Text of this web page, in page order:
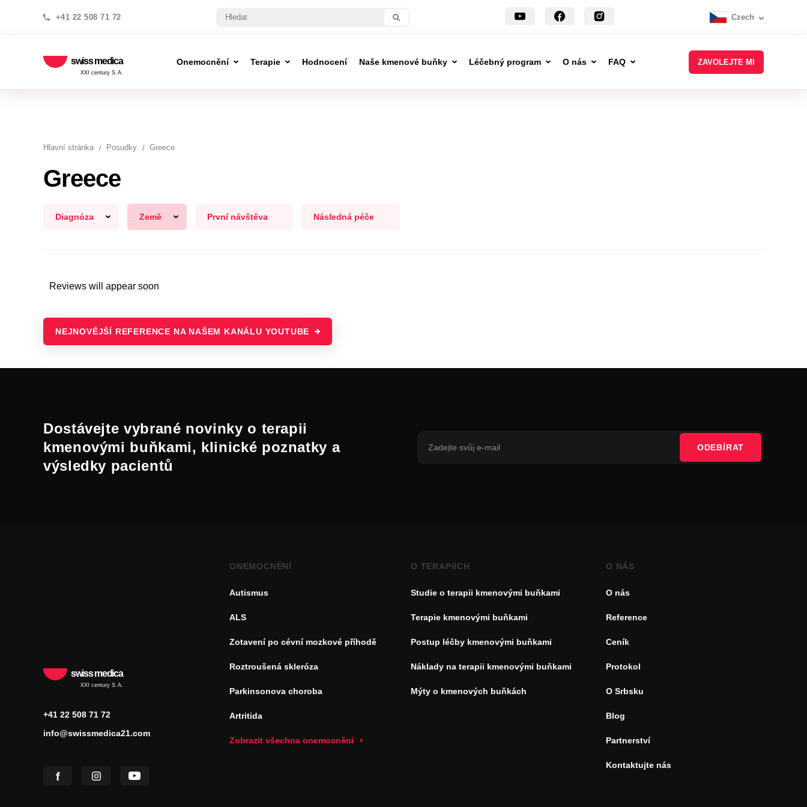
+41 22 508 71 72 Czech
swiss medica
XXI century S.A.
Onemocnění Terapie Hodnocení Naše kmenové buňky Léčebný program O nás FAQ ZAVOLEJTE MI
Hlavní stránka Posudky Greece
Greece
Diagnóza Země První návštěva Následná péče
Reviews will appear soon
NEJNOVĚJŠÍ REFERENCE NA NAŠEM KANÁLU YOUTUBE
Dostávejte vybrané novinky o terapii
kmenovými buňkami, klinické poznatky a
výsledky pacientů
ODEBÍRAT
swiss medica
XXI century S.A.
+41 22 508 71 72
info@swissmedica21.com
ONEMOCNĚNÍ
Autismus
ALS
Zotavení po cévní mozkové příhodě
Roztroušená skleróza
Parkinsonova choroba
Artritida
Zobrazit všechna onemocnění
O TERAPIÍCH
Studie o terapii kmenovými buňkami
Terapie kmenovými buňkami
Postup léčby kmenovými buňkami
Náklady na terapii kmenovými buňkami
Mýty o kmenových buňkách
O NÁS
O nás
Reference
Ceník
Protokol
O Srbsku
Blog
Partnerství
Kontaktujte nás